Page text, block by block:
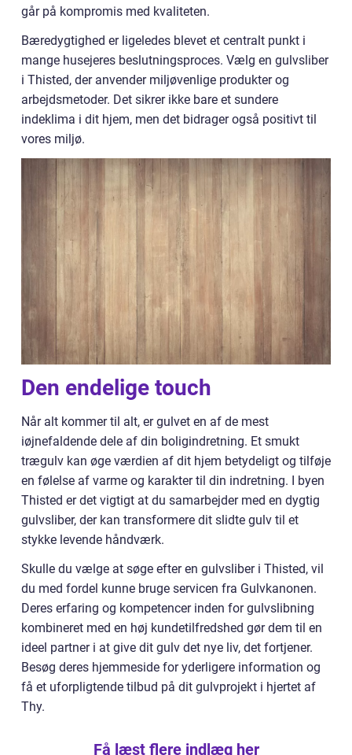
går på kompromis med kvaliteten.
Bæredygtighed er ligeledes blevet et centralt punkt i
mange husejeres beslutningsproces. Vælg en gulvsliber
i Thisted, der anvender miljøvenlige produkter og
arbejdsmetoder. Det sikrer ikke bare et sundere
indeklima i dit hjem, men det bidrager også positivt til
vores miljø.
Den endelige touch
Når alt kommer til alt, er gulvet en af de mest
iøjnefaldende dele af din boligindretning. Et smukt
trægulv kan øge værdien af dit hjem betydeligt og tilføje
en følelse af varme og karakter til din indretning. I byen
Thisted er det vigtigt at du samarbejder med en dygtig
gulvsliber, der kan transformere dit slidte gulv til et
stykke levende håndværk.
Skulle du vælge at søge efter en gulvsliber i Thisted, vil
du med fordel kunne bruge servicen fra Gulvkanonen.
Deres erfaring og kompetencer inden for gulvslibning
kombineret med en høj kundetilfredshed gør dem til en
ideel partner i at give dit gulv det nye liv, det fortjener.
Besøg deres hjemmeside for yderligere information og
få et uforpligtende tilbud på dit gulvprojekt i hjertet af
Thy.
Få læst flere indlæg her